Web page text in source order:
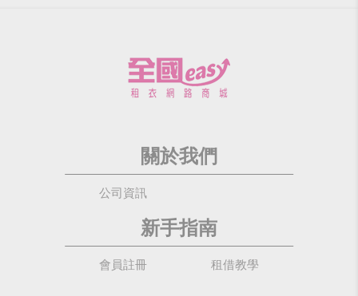
關於我們
公司資訊
新手指南
會員註冊 租借教學